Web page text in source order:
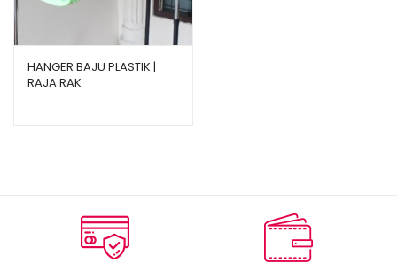
HANGER BAJU PLASTIK |
RAJA RAK